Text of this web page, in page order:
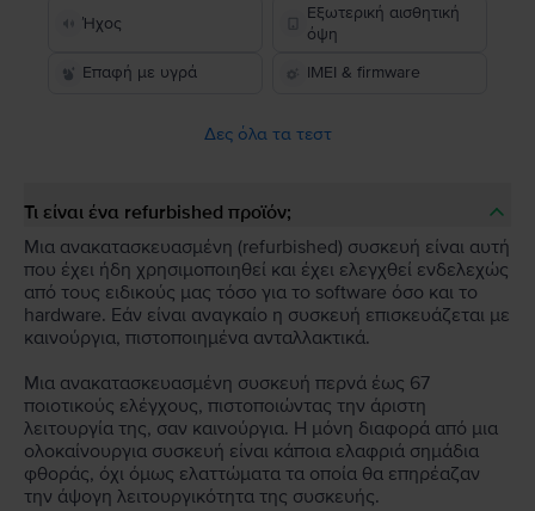
Ήχος
Εξωτερική αισθητική
όψη
Επαφή με υγρά
IMEI & firmware
Δες όλα τα τεστ
Τι είναι ένα refurbished προϊόν;
Μια ανακατασκευασμένη (refurbished) συσκευή είναι αυτή
που έχει ήδη χρησιμοποιηθεί και έχει ελεγχθεί ενδελεχώς
από τους ειδικούς μας τόσο για το software όσο και το
hardware. Εάν είναι αναγκαίο η συσκευή επισκευάζεται με
καινούργια, πιστοποιημένα ανταλλακτικά.
Μια ανακατασκευασμένη συσκευή περνά έως 67
ποιοτικούς ελέγχους, πιστοποιώντας την άριστη
λειτουργία της, σαν καινούργια. Η μόνη διαφορά από μια
ολοκαίνουργια συσκευή είναι κάποια ελαφριά σημάδια
φθοράς, όχι όμως ελαττώματα τα οποία θα επηρέαζαν
την άψογη λειτουργικότητα της συσκευής.